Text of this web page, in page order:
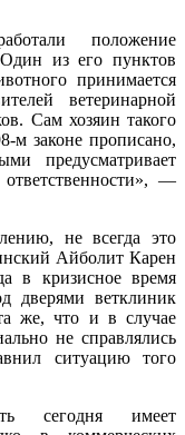
положение
из его пунктов
принимается
ветеринарной
Сам хозяин такого
м законе прописано,
предусматривает
—
не всегда это
Айболит Карен
в кризисное время
дверями ветклиник
же, что и в случае
не справлялись
ситуацию того
сегодня имеет